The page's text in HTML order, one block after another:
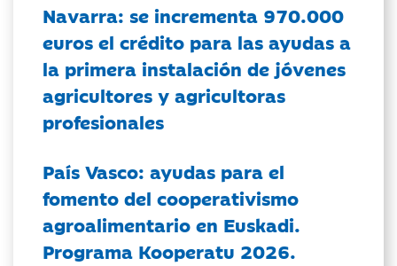
Navarra: se incrementa 970.000
euros el crédito para las ayudas a
la primera instalación de jóvenes
agricultores y agricultoras
profesionales
País Vasco: ayudas para el
fomento del cooperativismo
agroalimentario en Euskadi.
Programa Kooperatu 2026.